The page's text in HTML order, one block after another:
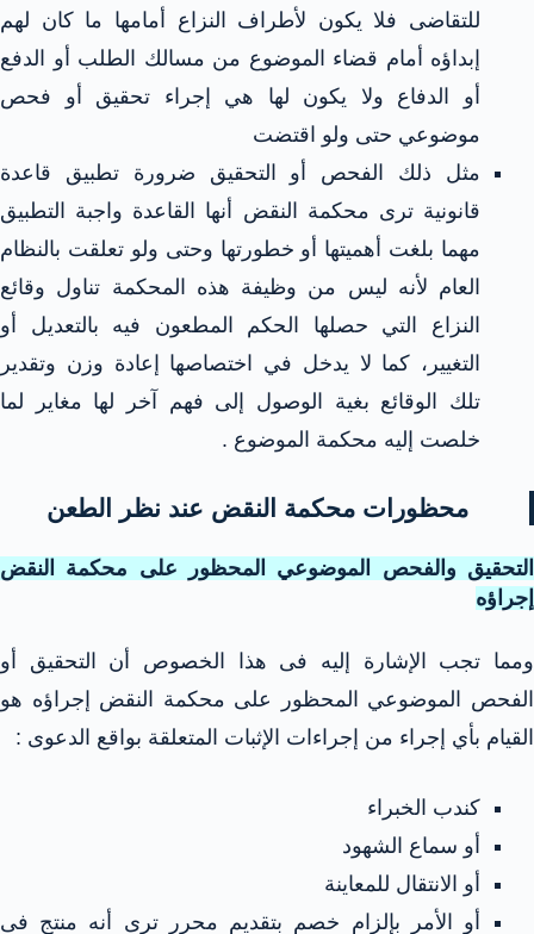
للتقاضى فلا يكون لأطراف النزاع أمامها ما كان لهم
إبداؤه أمام قضاء الموضوع من مسالك الطلب أو الدفع
أو الدفاع ولا يكون لها هي إجراء تحقيق أو فحص
موضوعي حتى ولو اقتضت
مثل ذلك الفحص أو التحقيق ضرورة تطبيق قاعدة
قانونية ترى محكمة النقض أنها القاعدة واجبة التطبيق
مهما بلغت أهميتها أو خطورتها وحتى ولو تعلقت بالنظام
العام لأنه ليس من وظيفة هذه المحكمة تناول وقائع
النزاع التي حصلها الحكم المطعون فيه بالتعديل أو
التغيير، كما لا يدخل في اختصاصها إعادة وزن وتقدير
تلك الوقائع بغية الوصول إلى فهم آخر لها مغاير لما
خلصت إليه محكمة الموضوع .
محظورات محكمة النقض عند نظر الطعن
التحقيق والفحص الموضوعي المحظور على محكمة النقض
إجراؤه
ومما تجب الإشارة إليه فى هذا الخصوص أن التحقيق أو
الفحص الموضوعي المحظور على محكمة النقض إجراؤه هو
القيام بأي إجراء من إجراءات الإثبات المتعلقة بواقع الدعوى :
كندب الخبراء
أو سماع الشهود
أو الانتقال للمعاينة
أو الأمر بإلزام خصم بتقديم محرر ترى أنه منتج فى